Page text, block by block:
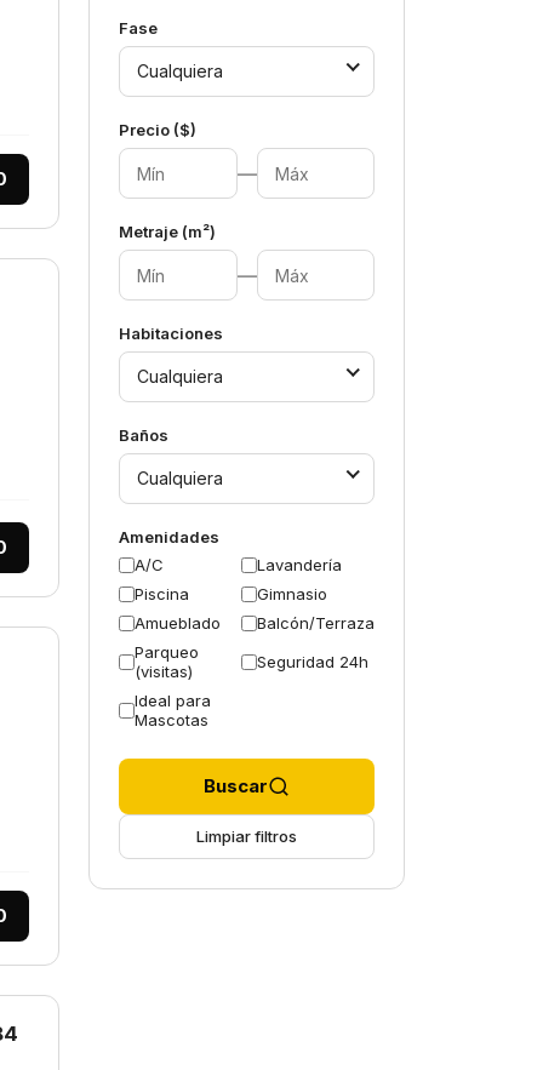
Fase
Cualquiera
Precio ($)
—
Metraje (m²)
—
Habitaciones
Cualquiera
Baños
Cualquiera
Amenidades
A/C
Lavandería
Piscina
Gimnasio
Amueblado
Balcón/Terraza
Parqueo
(visitas)
Seguridad 24h
Ideal para
Mascotas
Buscar
Limpiar filtros